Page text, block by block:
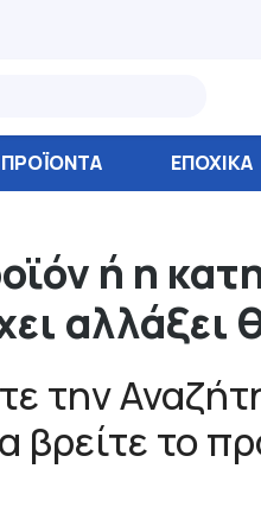
ΕΠΟΧΙΚΑ
ή η
αλλάξει
την
βρείτε το